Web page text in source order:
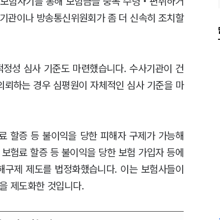
이나 방송통신위원회가 좀 더 신속히 조치할
성 심사 기준도 마련했습니다. 수사기관이 건
하는 경우 심평원이 자체적인 심사 기준을 마
할증 등 불이익을 당한 피해자 구제가 가능해
험료 할증 등 불이익을 당한 보험 가입자 등에
제 제도를 법정화했습니다. 이는 보험사들이
제도화한 것입니다.